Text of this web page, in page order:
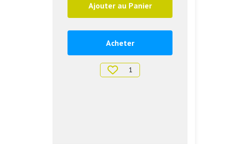
Ajouter au Panier
Acheter
1